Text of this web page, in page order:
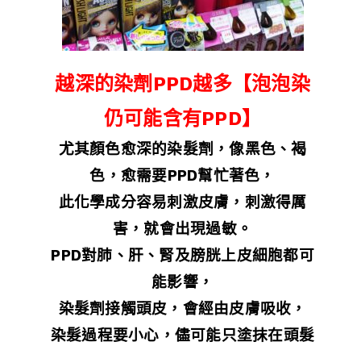
越深的染劑PPD越多【泡泡染
仍可能含有PPD】
尤其顏色愈深的染髮劑，像黑色、褐
色，愈需要PPD幫忙著色，
此化學成分容易刺激皮膚，刺激得厲
害，就會出現過敏。
PPD對肺、肝、腎及膀胱上皮細胞都可
能影響，
染髮劑接觸頭皮，會經由皮膚吸收，
染髮過程要小心，儘可能只塗抹在頭髮